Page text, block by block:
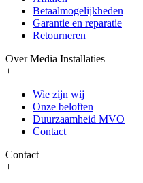
Betaalmogelijkheden
Garantie en reparatie
Retourneren
Over Media Installaties
+
Wie zijn wij
Onze beloften
Duurzaamheid MVO
Contact
Contact
+